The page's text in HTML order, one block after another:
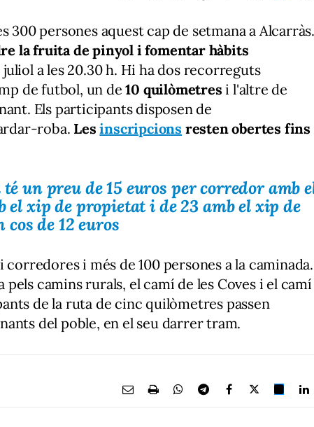
300 persones aquest cap de setmana a
la fruita de pinyol i fomentar hàbits
a les 20.30 h. Hi ha dos recorreguts
de futbol, un de10 quilòmetres i l'altre de
Els participants disposen de
roba. Lesinscripcions resten obertes fins
un preu de 15 euros per corredor amb
el xip de propietat i de 23 amb el xip de
de 12 euros
i més de 100 persones a la caminada.
pels camins rurals, el camí de les Coves i el camí
de la ruta de cinc quilòmetres passen
del poble, en el seu darrer tram.